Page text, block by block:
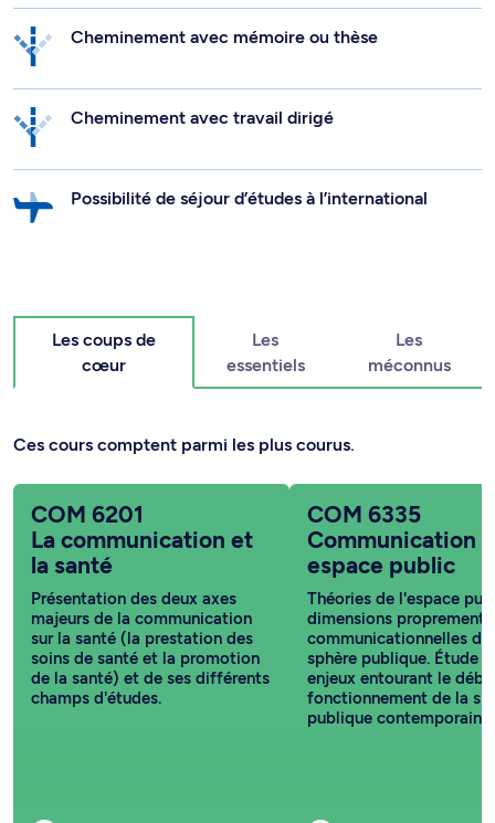
Cheminement avec mémoire ou thèse
Cheminement avec travail dirigé
Possibilité de séjour d’études à l’international
Les coups de
cœur
Les
essentiels
Les
méconnus
Ces cours comptent parmi les plus courus.
COM 6201
La communication et
la santé
Présentation des deux axes
majeurs de la communication
sur la santé (la prestation des
soins de santé et la promotion
de la santé) et de ses différents
champs d'études.
COM 6335
Communication
espace public
Théories de l'espace
dimensions proprement
communicationnelles de
sphère publique. Étude
enjeux entourant le
fonctionnement de la
publique contemporaine.